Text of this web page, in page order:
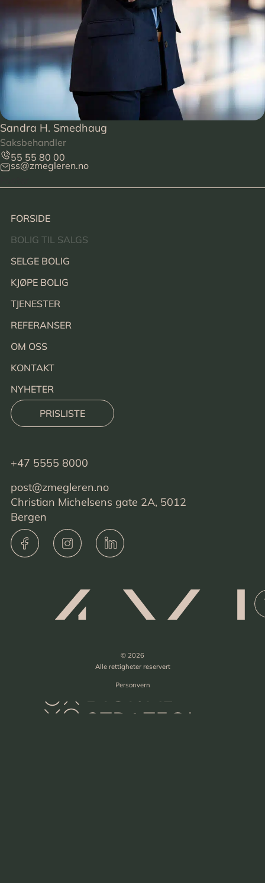
Sandra H. Smedhaug
Saksbehandler
55 55 80 00
ss@zmegleren.no
FORSIDE
BOLIG TIL SALGS
SELGE BOLIG
KJØPE BOLIG
TJENESTER
REFERANSER
OM OSS
KONTAKT
NYHETER
PRISLISTE
+47 5555 8000
post@zmegleren.no
Christian Michelsens gate 2A, 5012
Bergen
© 2026
Alle rettigheter reservert
Personvern